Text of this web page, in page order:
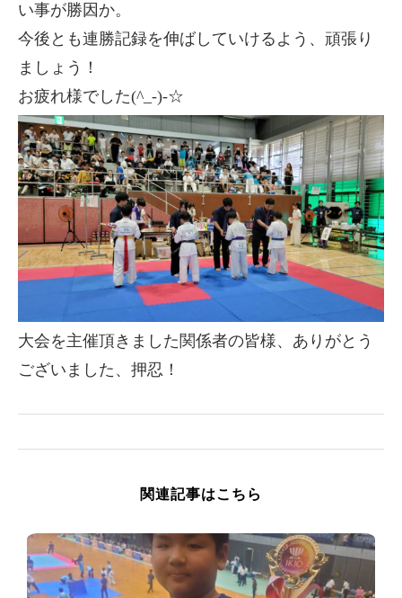
い事が勝因か。
今後とも連勝記録を伸ばしていけるよう、頑張り
ましょう！
お疲れ様でした(^_-)-☆
大会を主催頂きました関係者の皆様、ありがとう
ございました、押忍！
関連記事はこちら